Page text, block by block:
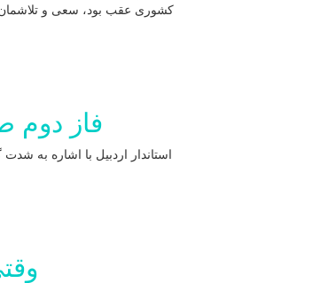
فاز دوم
استاندار اردبیل با اشاره به